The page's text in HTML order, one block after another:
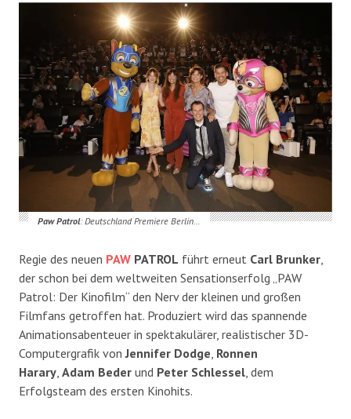
Paw Patrol: Deutschland Premiere Berlin…
Regie des neuen PAW PATROL führt erneut Carl Brunker
der schon bei dem weltweiten Sensationserfolg „PAW
Patrol: Der Kinofilm“ den Nerv der kleinen und großen
Filmfans getroffen hat. Produziert wird das spannende
Animationsabenteuer in spektakulärer, realistischer 3D-
Computergrafik vonJennifer Dodge Ronnen
Harary Adam Beder und Peter Schlessel , dem
Erfolgsteam des ersten Kinohits.